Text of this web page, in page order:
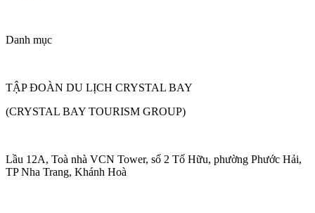
Danh mục
TẬP ĐOÀN DU LỊCH CRYSTAL BAY
(CRYSTAL BAY TOURISM GROUP)
Lầu 12A, Toà nhà VCN Tower, số 2 Tố Hữu, phường Phước Hải,
TP Nha Trang, Khánh Hoà